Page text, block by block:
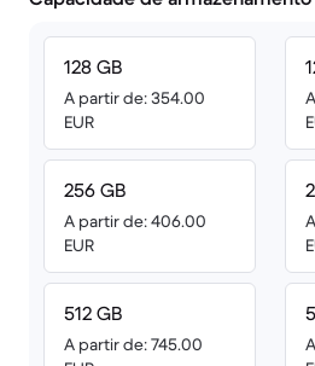
128 GB
A partir de: 354.00
EUR
256 GB
A partir de: 406.00
EUR
512 GB
A partir de: 745.00